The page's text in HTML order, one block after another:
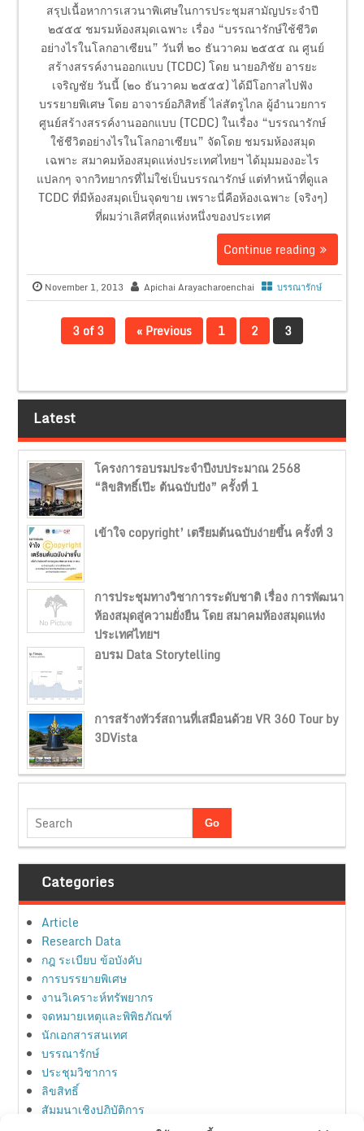
สรุปเนื้อหาการเสวนาพิเศษในการประชุมสามัญประจำปี
๒๕๕๕ ชมรมห้องสมุดเฉพาะ เรื่อง “บรรณารักษ์ใช้ชีวิต
อย่างไรในโลกอาเซียน” วันที่ ๒๐ ธันวาคม ๒๕๕๕ ณ ศูนย์
สร้างสรรค์งานออกแบบ (TCDC) โดย นายอภิชัย อารยะ
เจริญชัย วันนี้ (๒๐ ธันวาคม ๒๕๕๕) ได้มีโอกาสไปฟัง
บรรยายพิเศษ โดย อาจารย์อภิสิทธิ์ ไล่สัตรูไกล ผู้อำนวยการ
ศูนย์สร้างสรรค์งานออกแบบ (TCDC) ในเรื่อง “บรรณารักษ์
ใช้ชีวิตอย่างไรในโลกอาเซียน” จัดโดย ชมรมห้องสมุด
เฉพาะ สมาคมห้องสมุดแห่งประเทศไทยฯ ได้มุมมองอะไร
แปลกๆ จากวิทยากรที่ไม่ใช่เป็นบรรณารักษ์ แต่ทำหน้าที่ดูแล
TCDC ที่มีห้องสมุดเป็นจุดขาย เพราะนี่คือห้องเฉพาะ (จริงๆ)
ที่ผมว่าเลิศที่สุดแห่งหนึ่งของประเทศ
Continue reading
November 1, 2013 Apichai Arayacharoenchai บรรณารักษ์
3 of 3 « Previous 1 2 3
Latest
โครงการอบรมประจำปีงบประมาณ 2568
“ลิขสิทธิ์เป๊ะ ต้นฉบับปัง” ครั้งที่ 1
เข้าใจ copyright’ เตรียมต้นฉบับง่ายขึ้น ครั้งที่ 3
การประชุมทางวิชาการระดับชาติ เรื่อง การพัฒนา
ห้องสมุดสู่ความยั่งยืน โดย สมาคมห้องสมุดแห่ง
ประเทศไทยฯ
อบรม Data Storytelling
การสร้างทัวร์สถานที่เสมือนด้วย VR 360 Tour by
3DVista
Categories
Article
Research Data
กฎ ระเบียบ ข้อบังคับ
การบรรยายพิเศษ
งานวิเคราะห์ทรัพยากร
จดหมายเหตุและพิพิธภัณฑ์
นักเอกสารสนเทศ
บรรณารักษ์
ประชุมวิชาการ
ลิขสิทธิ์
สัมมนาเชิงปฏิบัติการ